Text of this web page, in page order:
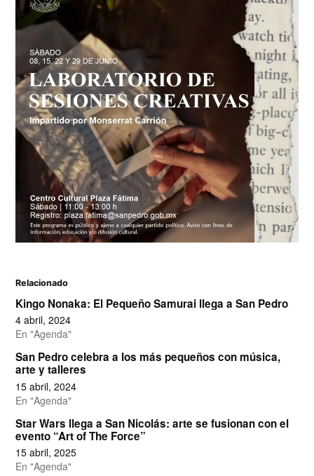
Relacionado
Kingo Nonaka: El Pequeño Samurai llega a San Pedro
4 abril, 2024
En "Agenda"
San Pedro celebra a los más pequeños con música,
arte y talleres
15 abril, 2024
En "Agenda"
Star Wars llega a San Nicolás: arte se fusionan con el
evento “Art of The Force”
15 abril, 2025
En "Agenda"